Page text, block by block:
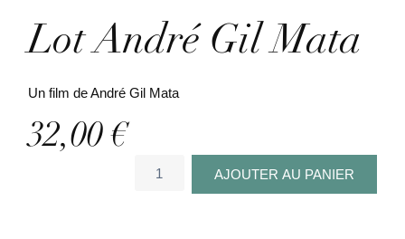
Lot André Gil Mata
Un film de André Gil Mata
32,00€
AJOUTER AU PANIER